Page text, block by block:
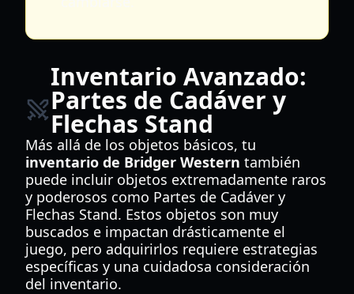
Inventario Avanzado:
Partes de Cadáver y
Flechas Stand
Más allá de los objetos básicos, tu
inventario de Bridger Western también
puede incluir objetos extremadamente raros
y poderosos como Partes de Cadáver y
Flechas Stand. Estos objetos son muy
buscados e impactan drásticamente el
juego, pero adquirirlos requiere estrategias
específicas y una cuidadosa consideración
del inventario.